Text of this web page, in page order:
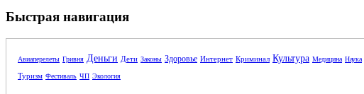
Быстрая навигация
Авиаперелеты Гривня Деньги Дети Законы Здоровье Интернет Криминал Культура Медицина Наука
Туризм Фестиваль ЧП Экология